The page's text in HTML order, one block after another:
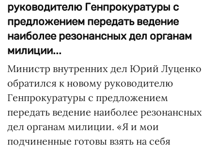
руководителю Генпрокуратуры с
предложением передать ведение
наиболее резонансных дел органам
милиции...
Министр внутренних дел Юрий Луценко
обратился к новому руководителю
Генпрокуратуры с предложением
передать ведение наиболее резонансных
дел органам милиции. «Я и мои
подчиненные готовы взять на себя